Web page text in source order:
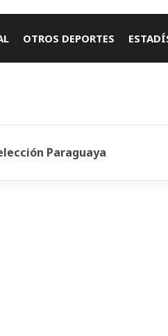
OTROS DEPORTES
Paraguaya